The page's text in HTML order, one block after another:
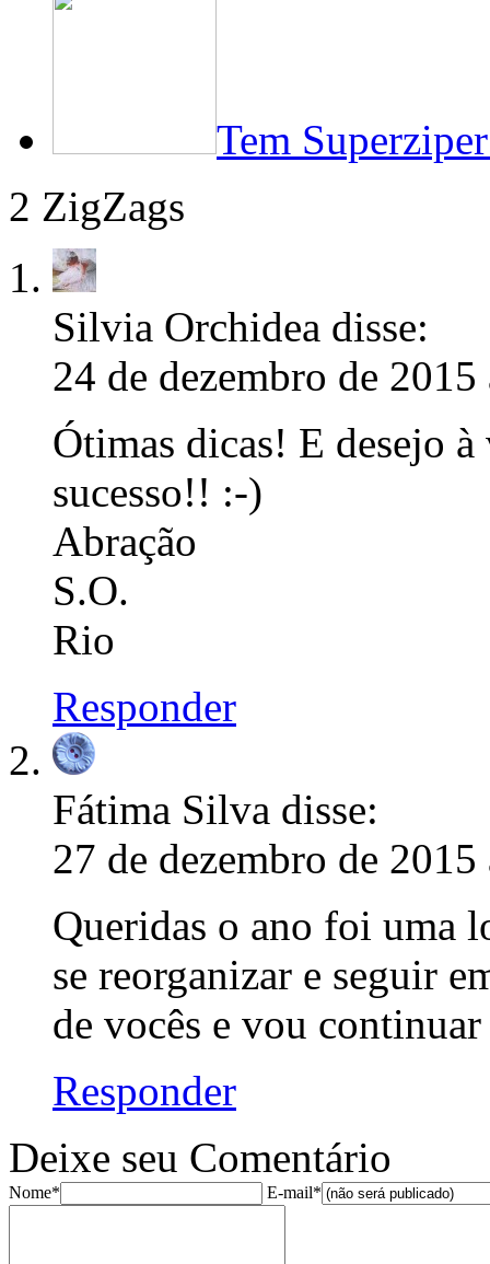
Tem
2 ZigZags
Silvia Orchidea disse:
24 de dezembro de 2015
Ótimas dicas! E desejo
sucesso!! :-)
Abração
S.O.
Rio
Responder
Fátima Silva disse:
27 de dezembro de 2015
Queridas o ano foi uma
se reorganizar e seguir
de vocês e vou
Responder
Deixe seu Comentário
Nome* E-mail*